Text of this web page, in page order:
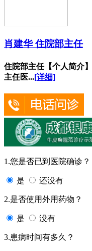
肖建华 住院部主任
住院部主任【个人简介
主任医...[详细]
1.您是否已到医院确诊？
是 还没有
2.是否使用外用药物？
是 没有
3.患病时间有多久？